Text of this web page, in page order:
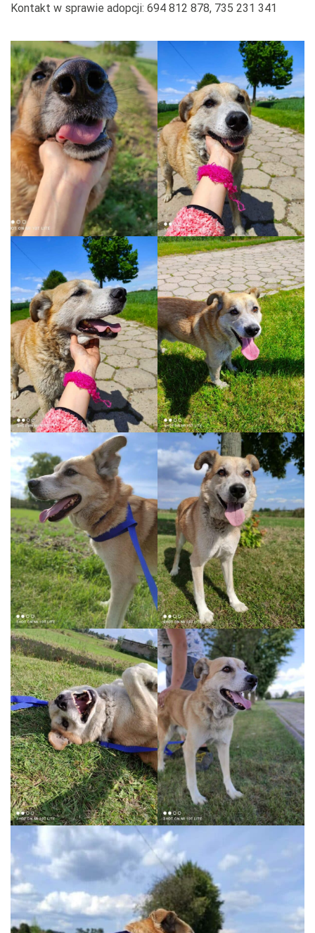
Kontakt w sprawie adopcji: 694 812 878, 735 231 341